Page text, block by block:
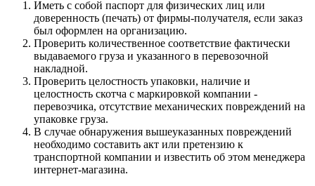
Иметь с собой паспорт для физических лиц или
доверенность (печать) от фирмы-получателя, если заказ
был оформлен на организацию.
Проверить количественное соответствие фактически
выдаваемого груза и указанного в перевозочной
накладной.
Проверить целостность упаковки, наличие и
целостность скотча с маркировкой компании -
перевозчика, отсутствие механических повреждений на
упаковке груза.
В случае обнаружения вышеуказанных повреждений
необходимо составить акт или претензию к
транспортной компании и известить об этом менеджера
интернет-магазина.